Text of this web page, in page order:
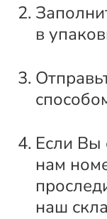
в
Если Вы
нам
наш